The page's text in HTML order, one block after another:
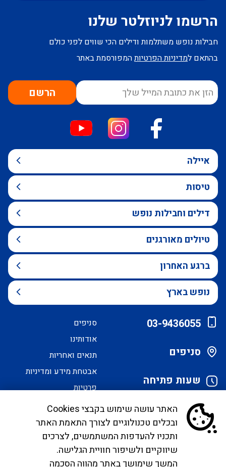
הרשמו לניוזלטר שלנו
חבילות נופש משתלמות ודילים הכי שווים לפני כולם
בהתאם למדיניות הפרטיותהמפורסמת באתר
הרשם
איילה
טיסות
דילים וחבילות נופש
טיולים מאורגנים
ברגע האחרון
נופש בארץ
03-9436055
סניפים
שעות פתיחה
סניפים
אודותינו
תנאים ואחריות
אבטחת מידע ומדיניות
פרטיות
הסדרי נגישות
לקוחות יקרים, בימים אלו אנו נערכים ליישם את
הנחיית הממונה בדבר פרסום אישור טיסות שכר ע"י
רשות התעופה. עד להטמעה מלאה של היישום ניתן
האתר עושה שימוש בקבצי Cookies
ובכלים טכנולוגיים לצורך התאמת האתר
ותכניו להעדפות המשתמשים, לצרכים
שיווקיים ולשיפור חוויית הגלישה.
המשך שימושך באתר מהווה הסכמה